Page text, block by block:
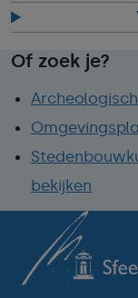
Of zoek je?
bekijken